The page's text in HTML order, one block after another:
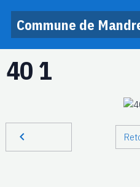
Commune de
40 1